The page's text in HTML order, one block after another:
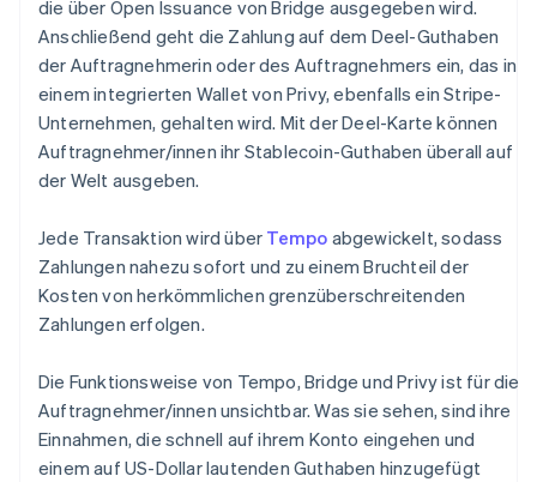
die über Open Issuance von Bridge ausgegeben wird.
Anschließend geht die Zahlung auf dem Deel-Guthaben
der Auftragnehmerin oder des Auftragnehmers ein, das in
einem integrierten Wallet von Privy, ebenfalls ein Stripe-
Unternehmen, gehalten wird. Mit der Deel-Karte können
Auftragnehmer/innen ihr Stablecoin-Guthaben überall auf
der Welt ausgeben.
Jede Transaktion wird über Tempo abgewickelt, sodass
Zahlungen nahezu sofort und zu einem Bruchteil der
Kosten von herkömmlichen grenzüberschreitenden
Zahlungen erfolgen.
Die Funktionsweise von Tempo, Bridge und Privy ist für die
Auftragnehmer/innen unsichtbar. Was sie sehen, sind ihre
Einnahmen, die schnell auf ihrem Konto eingehen und
einem auf US-Dollar lautenden Guthaben hinzugefügt
Liechtenstein
DeutschEnglish
Litauen
English
Luxemburg
FrançaisDeutschEnglish
Malaysia
English简体中文
Español English
Neuseeland
English
NederlandsEnglish
Norwegen
English
Österreich
DeutschEnglish